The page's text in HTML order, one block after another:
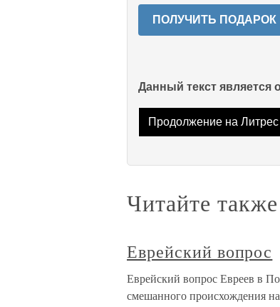
ПОЛУЧИТЬ ПОДАРОК
Данный текст
Продолжение на Литрес
Читайте также
Еврейский вопрос
Еврейский вопрос Евреев в
смешанного происхождения